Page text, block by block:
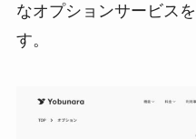
なオプションサービス
す。